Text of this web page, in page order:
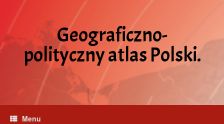
content
Geograficzno-
polityczny atlas Polski.
Menu